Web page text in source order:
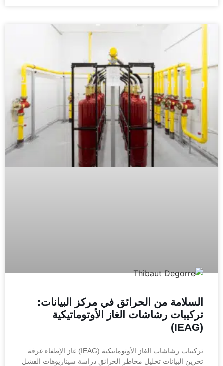
السلامة من الحرائق في مركز البيانات:
تركيبات رشاشات الغاز الأوتوماتيكية
(IEAG)
تركيبات رشاشات الغاز الأوتوماتيكية (IEAG) غاز الإطفاء غرفة
تخزين البيانات تحليل مخاطر الحرائق دراسة سيناريوهات الفشل